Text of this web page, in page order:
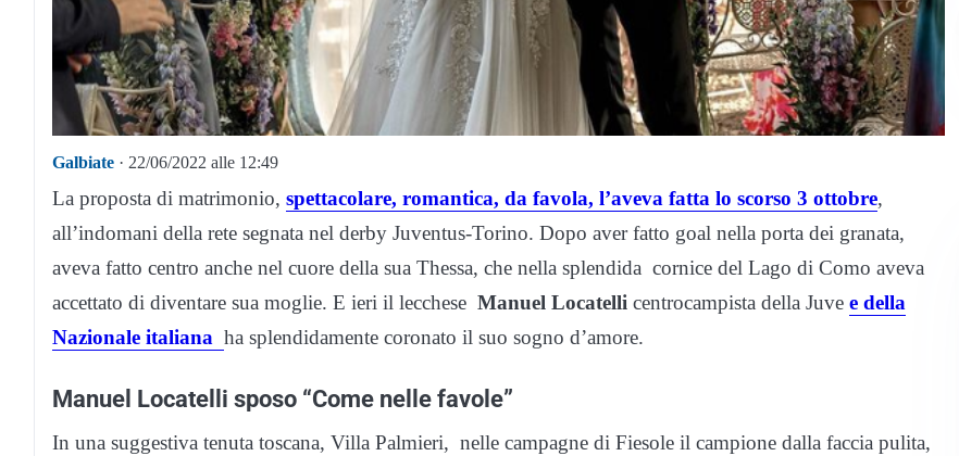
Galbiate · 22/06/2022 alle 12:49
La proposta di matrimonio, spettacolare, romantica, da favola, l’aveva fatta lo scorso 3 ottobre,
all’indomani della rete segnata nel derby Juventus-Torino. Dopo aver fatto goal nella porta dei granata,
aveva fatto centro anche nel cuore della sua Thessa, che nella splendida cornice del Lago di Como aveva
accettato di diventare sua moglie. E ieri il lecchese Manuel Locatelli centrocampista della Juve e della
Nazionale italiana ha splendidamente coronato il suo sogno d’amore.
Manuel Locatelli sposo “Come nelle favole”
In una suggestiva tenuta toscana, Villa Palmieri, nelle campagne di Fiesole il campione dalla faccia pulita,